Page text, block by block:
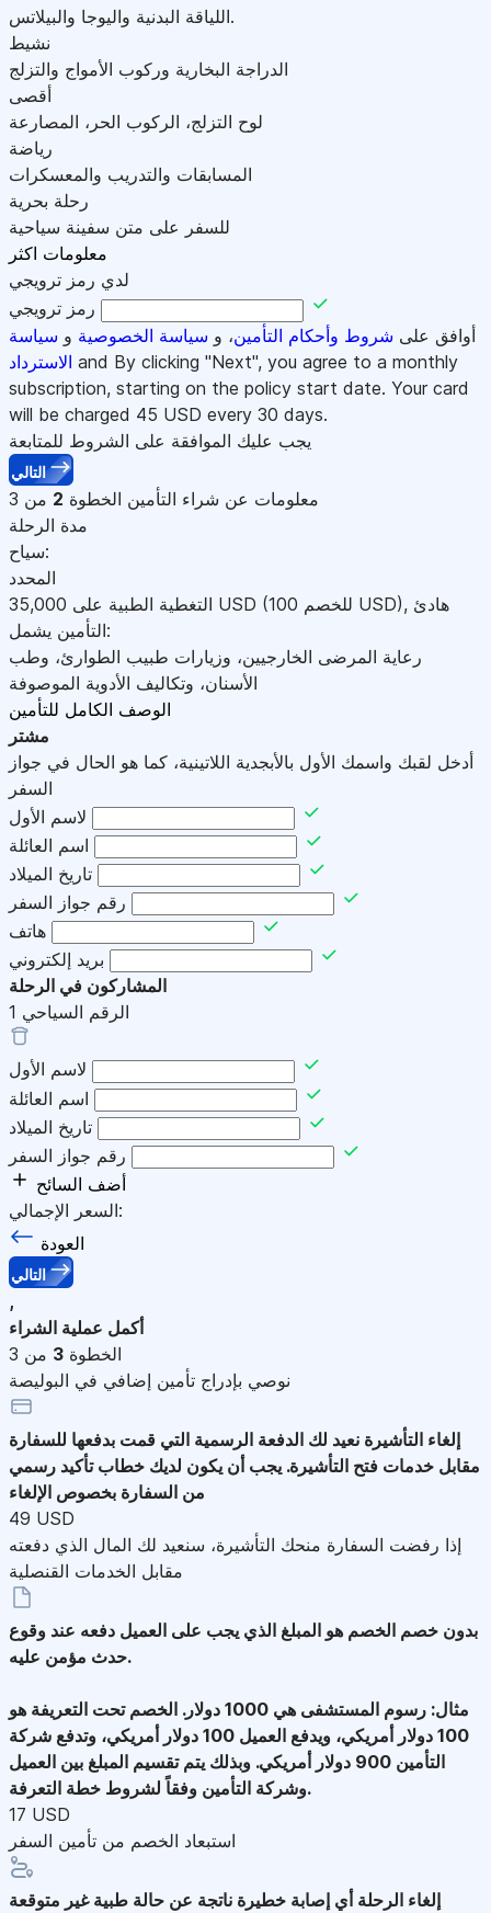
اللياقة البدنية واليوجا والبيلاتس.
نشيط
الدراجة البخارية وركوب الأمواج والتزلج
أقصى
لوح التزلج، الركوب الحر، المصارعة
رياضة
المسابقات والتدريب والمعسكرات
رحلة بحرية
للسفر على متن سفينة سياحية
معلومات اكثر
لدي رمز ترويجي
رمز ترويجي
أوافق على شروط وأحكام التأمين، و سياسة الخصوصية و سياسة
الاسترداد and By clicking "Next", you agree to a monthly
subscription, starting on the policy start date. Your card
will be charged 45 USD every 30 days.
يجب عليك الموافقة على الشروط للمتابعة
التالي
معلومات عن شراء التأمين الخطوة 2 من 3
مدة الرحلة
سياح:
المحدد
التغطية الطبية على 35,000 USD USD), هادئ
التأمين يشمل:
رعاية المرضى الخارجيين، وزيارات طبيب الطوارئ، وطب
الأسنان، وتكاليف الأدوية الموصوفة
الوصف الكامل للتأمين
مشتر
أدخل لقبك واسمك الأول بالأبجدية اللاتينية، كما هو الحال في جواز
السفر
لاسم الأول
اسم العائلة
تاريخ الميلاد
رقم جواز السفر
هاتف
بريد إلكتروني
المشاركون في الرحلة
الرقم السياحي 1
لاسم الأول
اسم العائلة
تاريخ الميلاد
رقم جواز السفر
أضف السائح
السعر الإجمالي:
العودة
التالي
,
أكمل عملية الشراء
الخطوة 3 من 3
نوصي بإدراج تأمين إضافي في البوليصة
إلغاء التأشيرة نعيد لك الدفعة الرسمية التي قمت بدفعها للسفارة
مقابل خدمات فتح التأشيرة. يجب أن يكون لديك خطاب تأكيد رسمي
من السفارة بخصوص الإلغاء
49 USD
إذا رفضت السفارة منحك التأشيرة، سنعيد لك المال الذي دفعته
مقابل الخدمات القنصلية
بدون خصم الخصم هو المبلغ الذي يجب على العميل دفعه عند وقوع
حدث مؤمن عليه.
مثال: رسوم المستشفى هي 1000 دولار. الخصم تحت التعريفة هو
100 دولار أمريكي، ويدفع العميل 100 دولار أمريكي، وتدفع شركة
التأمين 900 دولار أمريكي. وبذلك يتم تقسيم المبلغ بين العميل
وشركة التأمين وفقاً لشروط خطة التعرفة.
17 USD
استبعاد الخصم من تأمين السفر
إلغاء الرحلة أي إصابة خطيرة ناتجة عن حالة طبية غير متوقعة